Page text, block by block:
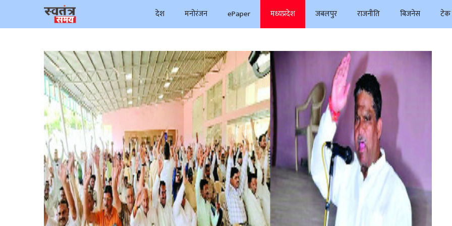
देश मनोरंजन ePaper मध्यप्रदेश जबलपुर राजनीति बिजनेस टेक